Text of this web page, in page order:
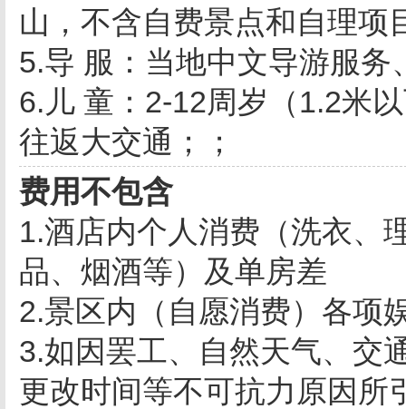
山，不含自费景点和自理项
5.导 服：当地中文导游服
6.儿 童： 2-12周岁（1.2米
往返大交通；；
费用不包含
1.酒店内个人消费（洗衣、
品、烟酒等）及单房差
2.景区内（自愿消费）各项
3.如因罢工、自然天气、交
更改时间等不可抗力原因所